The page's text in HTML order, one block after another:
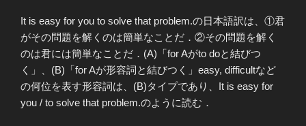
It is easy for you to solve that problem.の日本語訳は、①君
がその問題を解くのは簡単なことだ．②その問題を解く
のは君には簡単なことだ．(A)「for Aがto doと結びつ
く」、(B)「for Aが形容詞と結びつく」easy, difficultなど
の何位を表す形容詞は、(B)タイプであり、It is easy for
you / to solve that problem.のように読む．